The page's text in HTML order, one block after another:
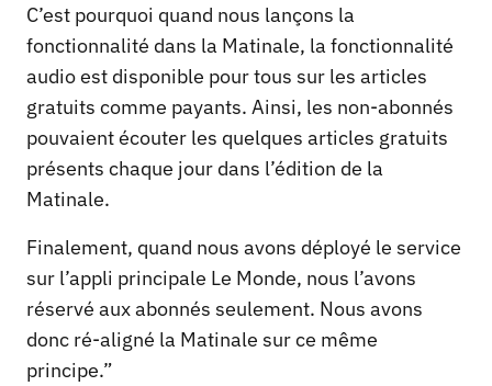
C’est pourquoi quand nous lançons la
fonctionnalité dans la Matinale, la fonctionnalité
audio est disponible pour tous sur les articles
gratuits comme payants. Ainsi, les non-abonnés
pouvaient écouter les quelques articles gratuits
présents chaque jour dans l’édition de la
Matinale.
Finalement, quand nous avons déployé le service
sur l’appli principale Le Monde, nous l’avons
réservé aux abonnés seulement. Nous avons
donc ré-aligné la Matinale sur ce même
principe.”